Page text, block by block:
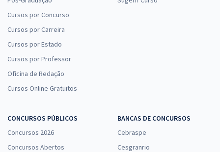
Cursos por Concurso
Cursos por Carreira
Cursos por Estado
Cursos por Professor
Oficina de Redação
Cursos Online Gratuitos
CONCURSOS PÚBLICOS
Concursos 2026
Concursos Abertos
BANCAS DE CONCURSOS
Cebraspe
Cesgranrio